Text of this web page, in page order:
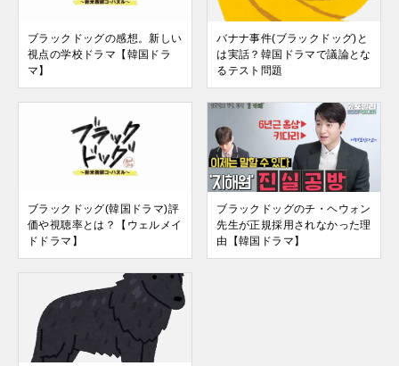
ブラックドッグの感想。新しい
視点の学校ドラマ【韓国ドラ
マ】
バナナ事件(ブラックドッグ)と
は実話？韓国ドラマで議論とな
るテスト問題
ブラックドッグ(韓国ドラマ)評
価や視聴率とは？【ウェルメイ
ドドラマ】
ブラックドッグのチ・ヘウォン
先生が正規採用されなかった理
由【韓国ドラマ】